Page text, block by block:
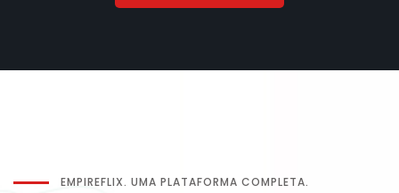
EMPIREFLIX. UMA PLATAFORMA COMPLETA.